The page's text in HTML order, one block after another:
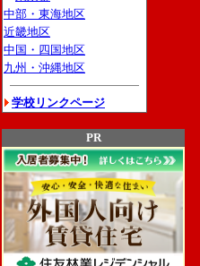
中部・東海地区
近畿地区
中国・四国地区
九州・沖縄地区
学校リンクページ
PR